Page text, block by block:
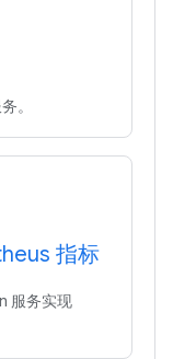
。
指标
服务实现